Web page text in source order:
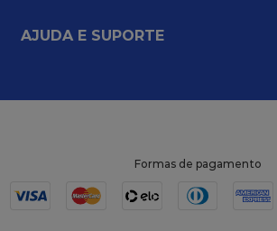
AJUDA E SUPORTE
Formas de pagamento